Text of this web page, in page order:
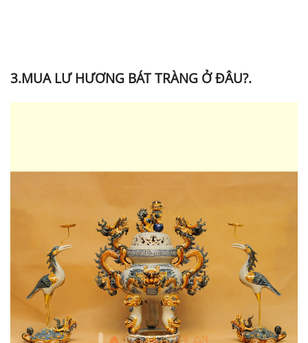
3.MUA LƯ HƯƠNG BÁT TRÀNG Ở ĐÂU?.